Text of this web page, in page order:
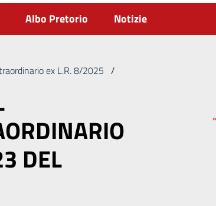
Albo Pretorio Notizie
ex L.R. 8/2025 /
DEL